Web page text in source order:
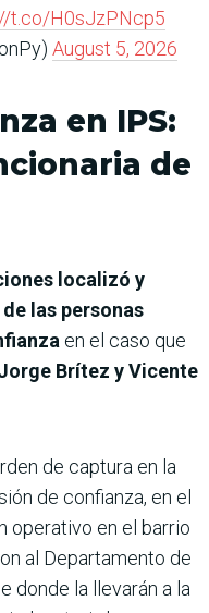
t.co/H0sJzPNcp5
August 5, 2026
en IPS:
de
localizó y
de las personas
en el caso que
Brítez y Vicente
de captura en la
de confianza, en el
operativo en el barrio
al Departamento de
donde la llevarán a la